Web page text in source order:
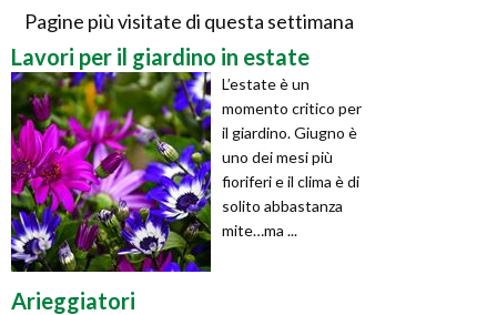
Pagine più visitate di questa settimana
Lavori per il giardino in estate
L’estate è un
momento critico per
il giardino. Giugno è
uno dei mesi più
fioriferi e il clima è di
solito abbastanza
mite…ma ...
Arieggiatori